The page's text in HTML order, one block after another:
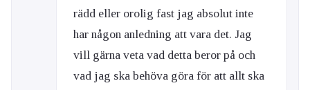
rädd eller orolig fast jag absolut inte
har någon anledning att vara det. Jag
vill gärna veta vad detta beror på och
vad jag ska behöva göra för att allt ska